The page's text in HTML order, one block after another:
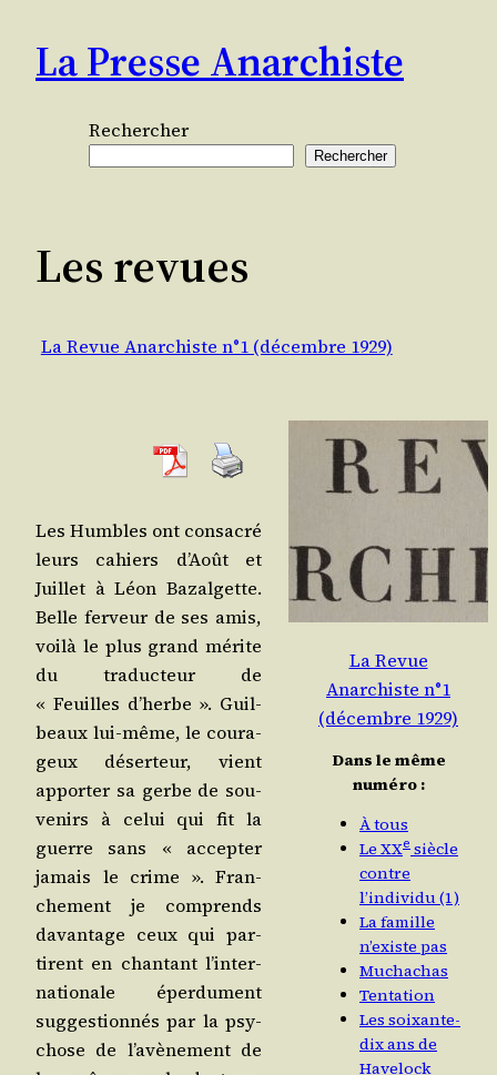
contenu
La Presse Anarchiste
Rechercher
Rechercher
Les revues
La Revue Anarchiste n°1 (décembre 1929)
Les Humbles ont consa­cré
leurs cahiers d’Août et
Juillet à Léon Bazal­gette.
Belle fer­veur de ses amis,
voi­là le plus grand mérite
du tra­duc­teur de
« Feuilles d’herbe ». Guil­
beaux lui-même, le cou­ra­
geux déser­teur, vient
appor­ter sa gerbe de sou­
ve­nirs à celui qui fit la
guerre sans « accep­ter
jamais le crime ». Fran­
che­ment je com­prends
davan­tage ceux qui par­
tirent en chan­tant l’in­ter­
na­tio­nale éper­du­ment
sug­ges­tion­nés par la psy­
chose de l’a­vè­ne­ment de
La Revue
Anarchiste n°1
(décembre 1929)
Dans le même
numéro :
À tous
Le XXe siècle
contre
l’individu (1)
La famille
n’existe pas
Muchachas
Tentation
Les soixante-
dix ans de
Havelock